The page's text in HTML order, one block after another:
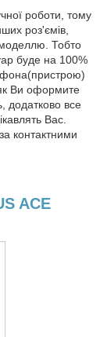
роботи, тому
роз'ємів,
Тобто
буде на 100%
як Ви оформите
додатково все
Вас.
контактними
ACE